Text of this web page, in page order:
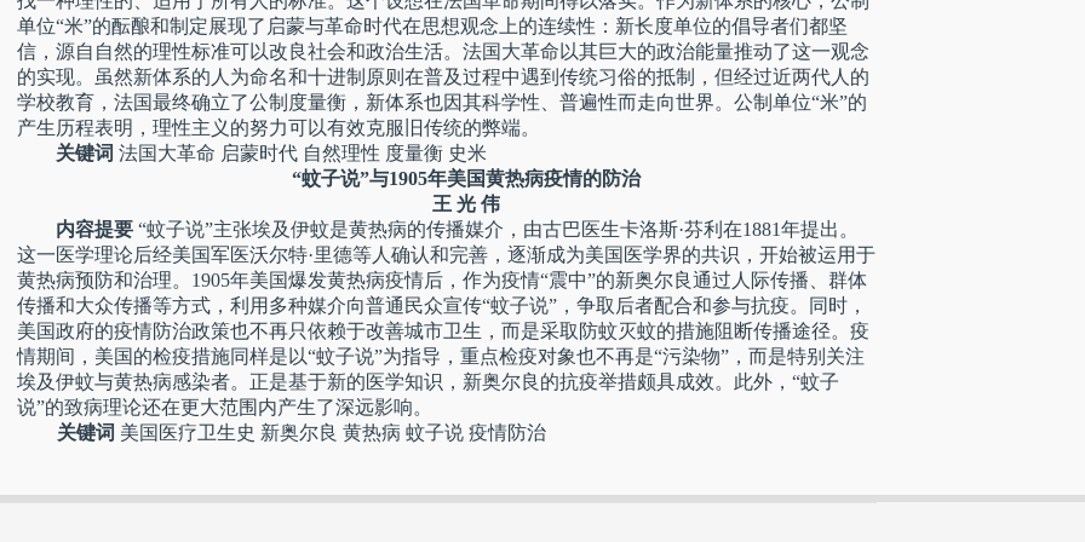
单位“米”的酝酿和制定展现了启蒙与革命时代在思想观念上的连续性：新长度单位的倡导者们都坚
信，源自自然的理性标准可以改良社会和政治生活。法国大革命以其巨大的政治能量推动了这一观念
的实现。虽然新体系的人为命名和十进制原则在普及过程中遇到传统习俗的抵制，但经过近两代人的
学校教育，法国最终确立了公制度量衡，新体系也因其科学性、普遍性而走向世界。公制单位“米”的
产生历程表明，理性主义的努力可以有效克服旧传统的弊端。
关键词 法国大革命 启蒙时代 自然理性 度量衡 史米
“蚊子说”与1905年美国黄热病疫情的防治
王 光 伟
内容提要 “蚊子说”主张埃及伊蚊是黄热病的传播媒介，由古巴医生卡洛斯·芬利在1881年提出。
这一医学理论后经美国军医沃尔特·里德等人确认和完善，逐渐成为美国医学界的共识，开始被运用于
黄热病预防和治理。1905年美国爆发黄热病疫情后，作为疫情“震中”的新奥尔良通过人际传播、群体
传播和大众传播等方式，利用多种媒介向普通民众宣传“蚊子说”，争取后者配合和参与抗疫。同时，
美国政府的疫情防治政策也不再只依赖于改善城市卫生，而是采取防蚊灭蚊的措施阻断传播途径。疫
情期间，美国的检疫措施同样是以“蚊子说”为指导，重点检疫对象也不再是“污染物”，而是特别关注
埃及伊蚊与黄热病感染者。正是基于新的医学知识，新奥尔良的抗疫举措颇具成效。此外，“蚊子
说”的致病理论还在更大范围内产生了深远影响。
关键词 美国医疗卫生史 新奥尔良 黄热病 蚊子说 疫情防治